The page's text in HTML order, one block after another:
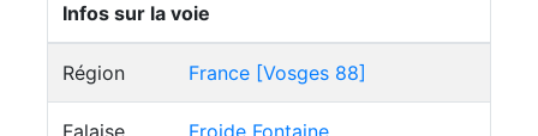
Infos sur la voie
Région France [Vosges 88]
Falaise Froide Fontaine